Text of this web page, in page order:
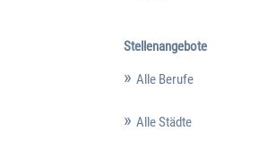
Stellenangebote
Alle Berufe
Alle Städte